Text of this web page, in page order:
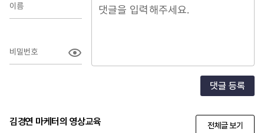
이름
비밀번호
댓글 등록
김경연 마케터의 영상교육 전체글 보기